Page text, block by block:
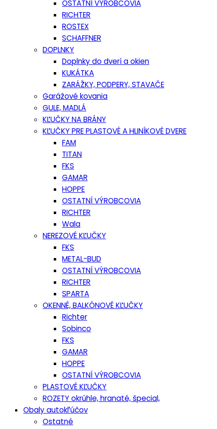
OSTATNÍ VÝROBCOVIA
RICHTER
ROSTEX
SCHAFFNER
DOPLNKY
Doplnky do dverí a okien
KUKÁTKA
ZARÁŽKY, PODPERY, STAVAČE
Garážové kovania
GULE, MADLÁ
KĽUČKY NA BRÁNY
KĽUČKY PRE PLASTOVÉ A HLINÍKOVÉ DVERE
FAM
TITAN
FKS
GAMAR
HOPPE
OSTATNÍ VÝROBCOVIA
RICHTER
Wala
NEREZOVÉ KĽUČKY
FKS
METAL-BUD
OSTATNÍ VÝROBCOVIA
RICHTER
SPARTA
OKENNÉ, BALKÓNOVÉ KĽUČKY
Richter
Sobinco
FKS
GAMAR
HOPPE
OSTATNÍ VÝROBCOVIA
PLASTOVÉ KĽUČKY
ROZETY okrúhle, hranaté, špecial,
Obaly autokľúčov
Ostatné